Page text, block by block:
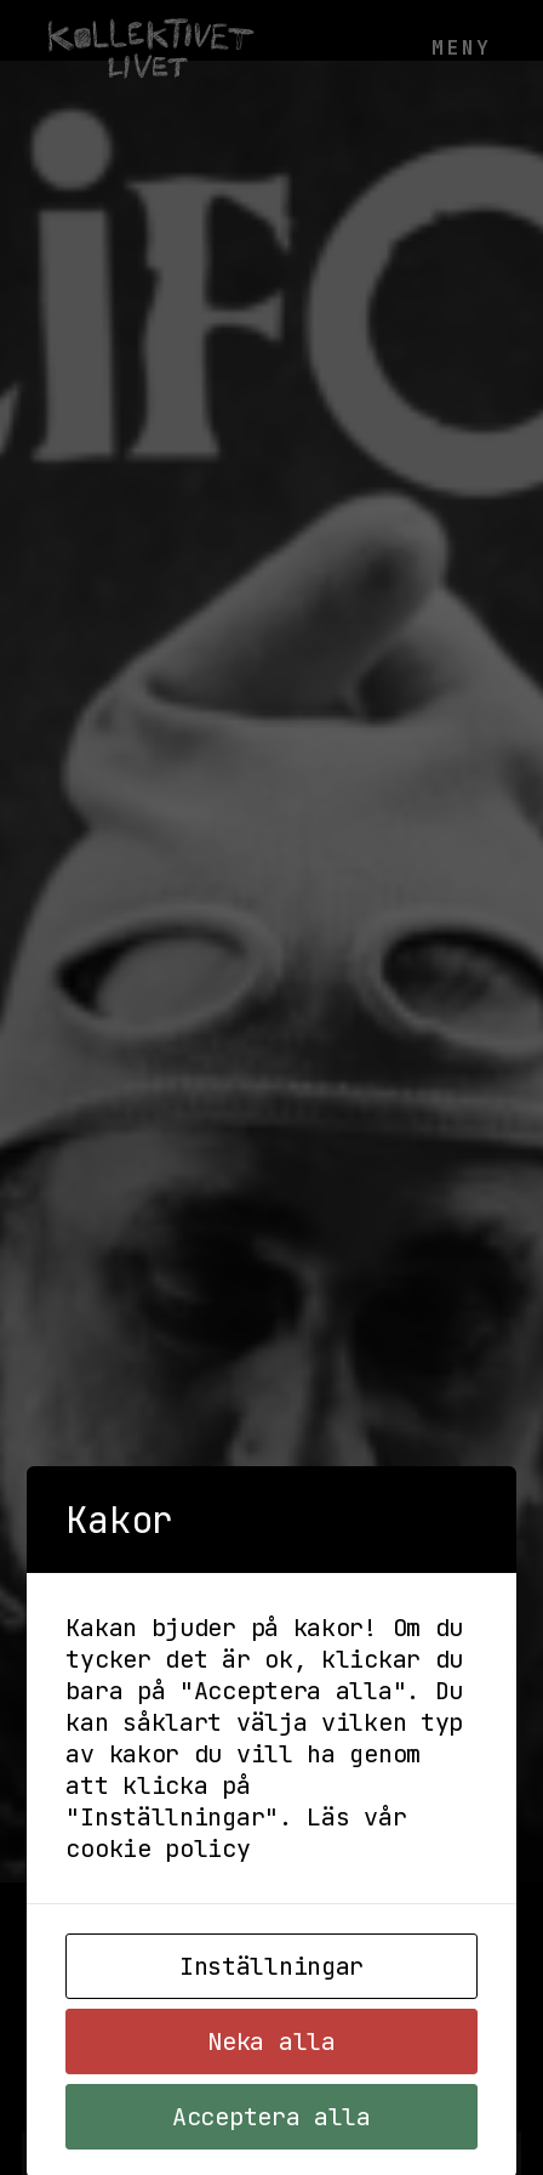
Kakor
Kakan bjuder på kakor! Om du
tycker det är ok, klickar du
bara på "Acceptera alla". Du
kan såklart välja vilken typ
av kakor du vill ha genom
att klicka på
"Inställningar". Läs vår
cookie policy
Inställningar
Neka alla
Acceptera alla